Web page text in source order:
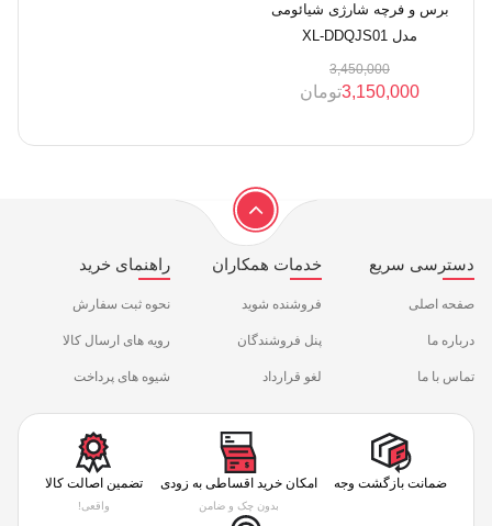
برس و فرچه شارژی شیائومی
مدل XL-DDQJS01
3,450,000
3,150,000تومان
دسترسی سریع
صفحه اصلی
درباره ما
تماس با ما
خدمات همکاران
فروشنده شوید
پنل فروشندگان
لغو قرارداد
راهنمای خرید
نحوه ثبت سفارش
رویه های ارسال کالا
شیوه های پرداخت
ضمانت بازگشت وجه امکان خرید اقساطی به زودی
بدون چک و ضامن
تضمین اصالت کالا
واقعی!